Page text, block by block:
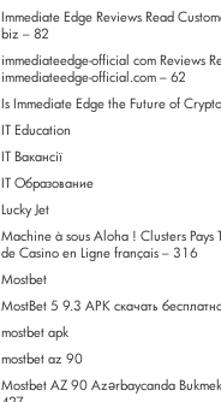
Immediate Edge Reviews Read
biz – 82
immediateedge-official com Reviews
immediateedge-official.com – 62
Is Immediate Edge the Future of
IT Education
IT Вакансії
IT Образование
Lucky Jet
Machine à sous Aloha ! Clusters
de Casino en Ligne français – 316
Mostbet
MostBet 5 9.3 APK скачать
mostbet apk
mostbet az 90
Mostbet AZ 90 Azərbaycanda